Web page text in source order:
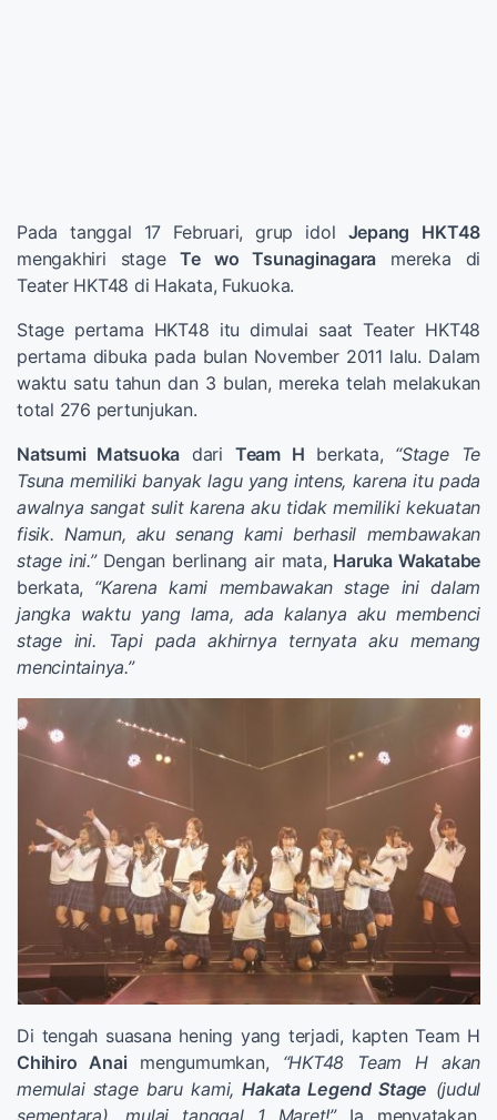
Pada tanggal 17 Februari, grup idol Jepang
HKT48
mengakhiri stageTe wo Tsunaginagara mereka di
Teater HKT48 di Hakata, Fukuoka.
Stage pertama HKT48 itu dimulai saat Teater HKT48
pertama dibuka pada bulan November 2011 lalu. Dalam
waktu satu tahun dan 3 bulan, mereka telah melakukan
total 276 pertunjukan.
Natsumi Matsuoka dari Team H berkata, “Stage Te
Tsuna memiliki banyak lagu yang intens, karena itu pada
awalnya sangat sulit karena aku tidak memiliki kekuatan
fisik. Namun, aku senang kami berhasil membawakan
stage ini.”Dengan berlinang air mata, Haruka Wakatabe
berkata, “Karena kami membawakan stage ini dalam
jangka waktu yang lama, ada kalanya aku membenci
stage ini. Tapi pada akhirnya ternyata aku memang
mencintainya.”
Di tengah suasana hening yang terjadi, kapten Team H
Chihiro Anai mengumumkan, “HKT48 Team H akan
memulai stage baru kami,Hakata Legend Stage (judul